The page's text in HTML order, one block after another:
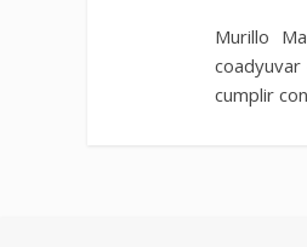
Murillo
cumplir